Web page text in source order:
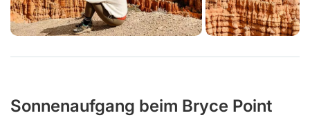
Sonnenaufgang beim Bryce Point